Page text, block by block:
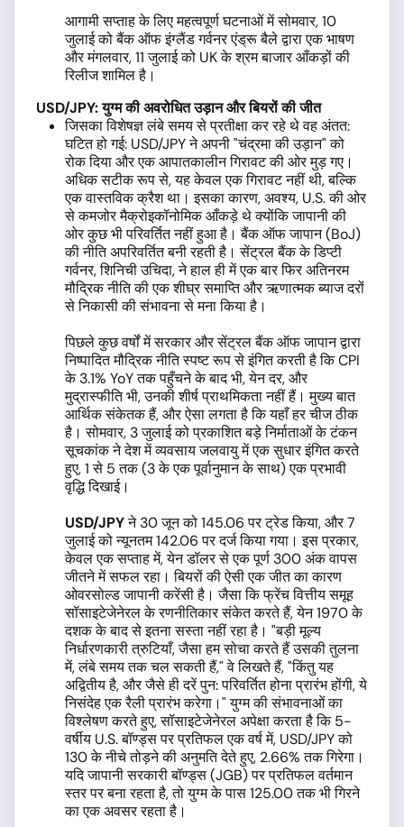
आगामी सप्ताह के लिए महत्वपूर्ण घटनाओं में सोमवार,10
जुलाई को बैंक ऑफ इंग्लैंड गर्वनर एंड्रू बैले द्वारा एक भाषण
और मंगलवार, 11 जुलाई को UKके श्रम बाजार आँकड़ों की
रिलीज शामिल है।
USD/JPY: युग्म की अवरोधित उड़ान और बियरों की जीत
जिसका विशेषज्ञ लंबे समय से प्रतीक्षा कर रहे थे वह अंतत:
घटित हो गई: USD/JPY ने अपनी "चंद्रमा की उड़ान" को
रोक दिया और एक आपातकालीन गिरावट की ओर मुड़ गए।
अधिक सटीक रूप से, यह केवल एक गिरावट नहीं थी, बल्कि
एक वास्तविक क्रैश था। इसका कारण, अवश्य, U.S. की ओर
से कमजोर मैक्रोइकॉनोमिक आँकड़े थे क्योंकि जापानी की
ओर कुछ भी परिवर्तित नहीं हुआ है। बैंक ऑफ जापान (BoJ)
की नीति अपरिवर्तित बनी रहती है। सेंट्रल बैंक के डिप्टी
गर्वनर, शिनिची उचिदा, ने हाल ही में एक बार फिर अतिनरम
मौद्रिक नीति की एक शीघ्र समाप्ति और ऋणात्मक ब्याज दरों
से निकासी की संभावना से मना किया है।
पिछले कुछ वर्षों में सरकार और सेंट्रल बैंक ऑफ जापान द्वारा
निष्पादित मौद्रिक नीति स्पष्ट रूप से इंगित करती है कि CPI
के 3.1% YoY तक पहुँचने के बाद भी, येन दर, और
मुद्रास्फीति भी, उनकी शीर्ष प्राथमिकता नहीं हैं। मुख्य बात
आर्थिक संकेतक हैं, और ऐसा लगता है कि यहाँ हर चीज ठीक
है। सोमवार, 3 जुलाई को प्रकाशित बड़े निर्माताओं के टंकन
सूचकांक ने देश में व्यवसाय जलवायु में एक सुधार इंगित करते
हुए, 1 से 5 तक (3 के एक पूर्वानुमान के साथ) एक प्रभावी
वृद्धि दिखाई।
USD/JPYने 30 जून को 145.06 पर ट्रेड किया, और 7
जुलाई को न्यूनतम 142.06 पर दर्ज किया गया। इस प्रकार,
केवल एक सप्ताह में, येन डॉलर से एक पूर्ण 300 अंक वापस
जीतने में सफल रहा। बियरों की ऐसी एक जीत का कारण
ओवरसोल्ड जापानी करेंसी है। जैसा कि फ्रेंच वित्तीय समूह
सॉसाइटेजेनेरल के रणनीतिकार संकेत करते हैं, येन 1970 के
दशक के बाद से इतना सस्ता नहीं रहा है। "बड़ी मूल्य
निर्धारणकारी त्रुटियाँ, जैसा हम सोचा करते हैं उसकी तुलना
में, लंबे समय तक चल सकती हैं," वे लिखते हैं, "किंतु यह
अद्वितीय है, और जैसे ही दरें पुन: परिवर्तित होना प्रारंभ होंगी, ये
निसंदेह एक रैली प्रारंभ करेगा।" युग्म की संभावनाओं का
विश्लेषण करते हुए, सॉसाइटेजेनेरल अपेक्षा करता है कि 5-
वर्षीय U.S. बॉण्ड्स पर प्रतिफल एक वर्ष में, USD/JPY को
130 के नीचे तोड़ने की अनुमति देते हुए, 2.66% तक गिरेगा।
यदि जापानी सरकारी बॉण्ड्स (JGB) पर प्रतिफल वर्तमान
स्तर पर बना रहता है, तो युग्म के पास 125.00 तक भी गिरने
का एक अवसर रहता है।